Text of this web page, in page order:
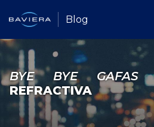
Blog
BYE BYE GAFAS
REFRACTIVA